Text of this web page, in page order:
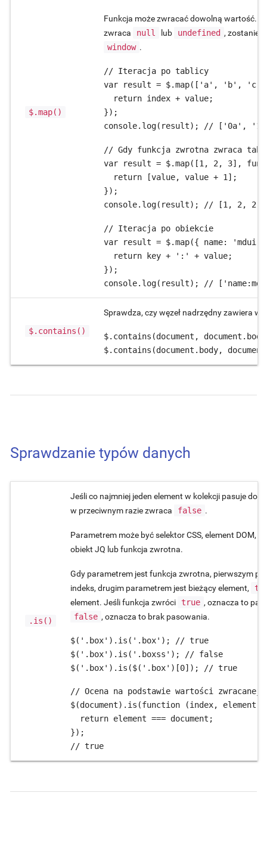
$.map()
Funkcja może zwracać dowolną wartość.
zwraca
null lub undefined , zostanie
window .
// Iteracja po tablicy
var result = $.map(['a', 'b',
  return index + value;
});
console.log(result); // ['0a',
// Gdy funkcja zwrotna zwraca
var result = $.map([1, 2, 3],
  return [value, value + 1];
});
console.log(result); // [1, 2, 2,
// Iteracja po obiekcie
var result = $.map({ name:
  return key + ':' + value;
});
console.log(result); //
$.contains()
Sprawdza, czy węzeł nadrzędny zawiera
$.contains(document,
$.contains(document.body,
Sprawdzanie typów danych
.is()
Jeśli co najmniej jeden element w kolekcji pasuje do
w przeciwnym razie zwraca
false .
Parametrem może być selektor CSS, element DOM,
obiekt JQ lub funkcja zwrotna.
Gdy parametrem jest funkcja zwrotna, pierwszym
indeks, drugim parametrem jest bieżący element,
element. Jeśli funkcja zwróci true , oznacza to
false , oznacza to brak pasowania.
$('.box').is('.box'); // true
$('.box').is('.boxss'); // false
$('.box').is($('.box')[0]); // true
// Ocena na podstawie wartości
$(document).is(function (index, element)
  return element === document;
});
// true